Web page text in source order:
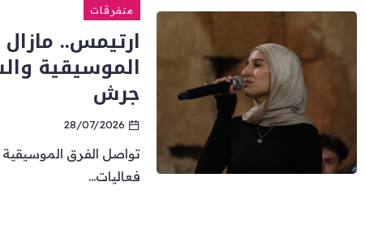
متفرقات
ارتيمس..
الموسيقية
جرش
28/07/2026
تواصل الفرق الموسيقية
فعاليات...